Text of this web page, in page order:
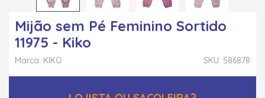
Mijão sem Pé Feminino Sortido
11975 - Kiko
SKU: 586878
Marca: KIKO